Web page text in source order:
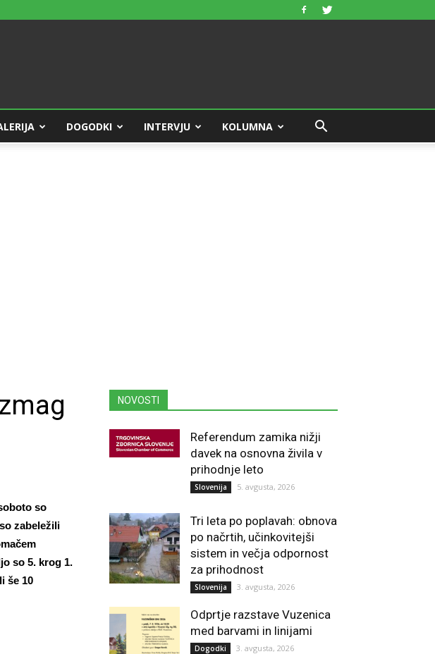
DOGODKI INTERVJU KOLUMNA
so
zabeležili
so 5. krog 1.
še 10
NOVOSTI
Referendum zamika nižji
davek na osnovna živila v
prihodnje leto
Slovenija 5. avgusta, 2026
Tri leta po poplavah: obnova
po načrtih, učinkovitejši
sistem in večja odpornost
za prihodnost
Slovenija 3. avgusta, 2026
Odprtje razstave Vuzenica
med barvami in linijami
Dogodki 3. avgusta, 2026